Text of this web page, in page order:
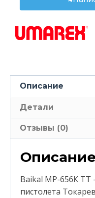
Описание
Детали
Отзывы (0)
Описание
Baikal МР-656К TT
пистолета